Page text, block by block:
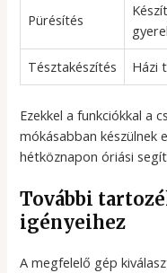
Pürésítés
Tésztakészítés
Házi
Ezekkel a funkciókkal a
mókásabban készülnek
hétköznapon óriási
További
igényeihez
A megfelelő gép